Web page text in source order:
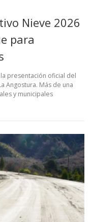
Nieve 2026
para
presentación oficial del
Angostura. Más de una
y municipales